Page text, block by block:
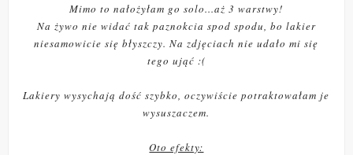
Mimo to nałożyłam go solo...aż 3 warstwy!
Na żywo nie widać tak paznokcia spod spodu, bo lakier
niesamowicie się błyszczy. Na zdjęciach nie udało mi się
tego ująć :(
Lakiery wysychają dość szybko, oczywiście potraktowałam je
wysuszaczem.
Oto efekty: